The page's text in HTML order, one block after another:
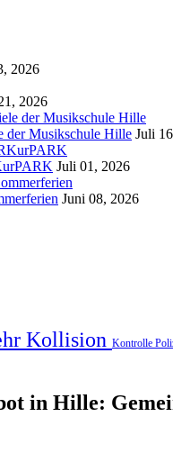
2026
2026
der Musikschule Hille Juli
Juli 01, 2026
Juni 08, 2026
Kollision Kontrolle
in Hille: